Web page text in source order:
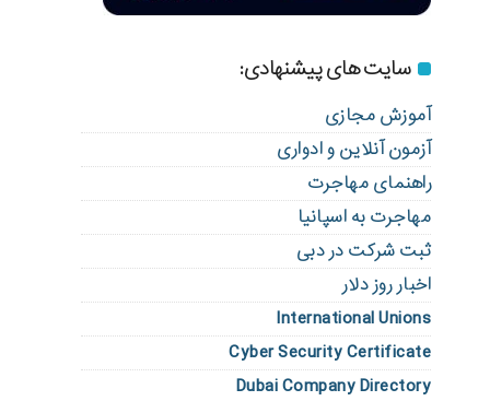
سایت های پیشنهادی:
آموزش مجازی
آزمون آنلاین و ادواری
راهنمای مهاجرت
مهاجرت به اسپانیا
ثبت شرکت در دبی
اخبار روز دلار
International Unions
Cyber Security Certificate
Dubai Company Directory